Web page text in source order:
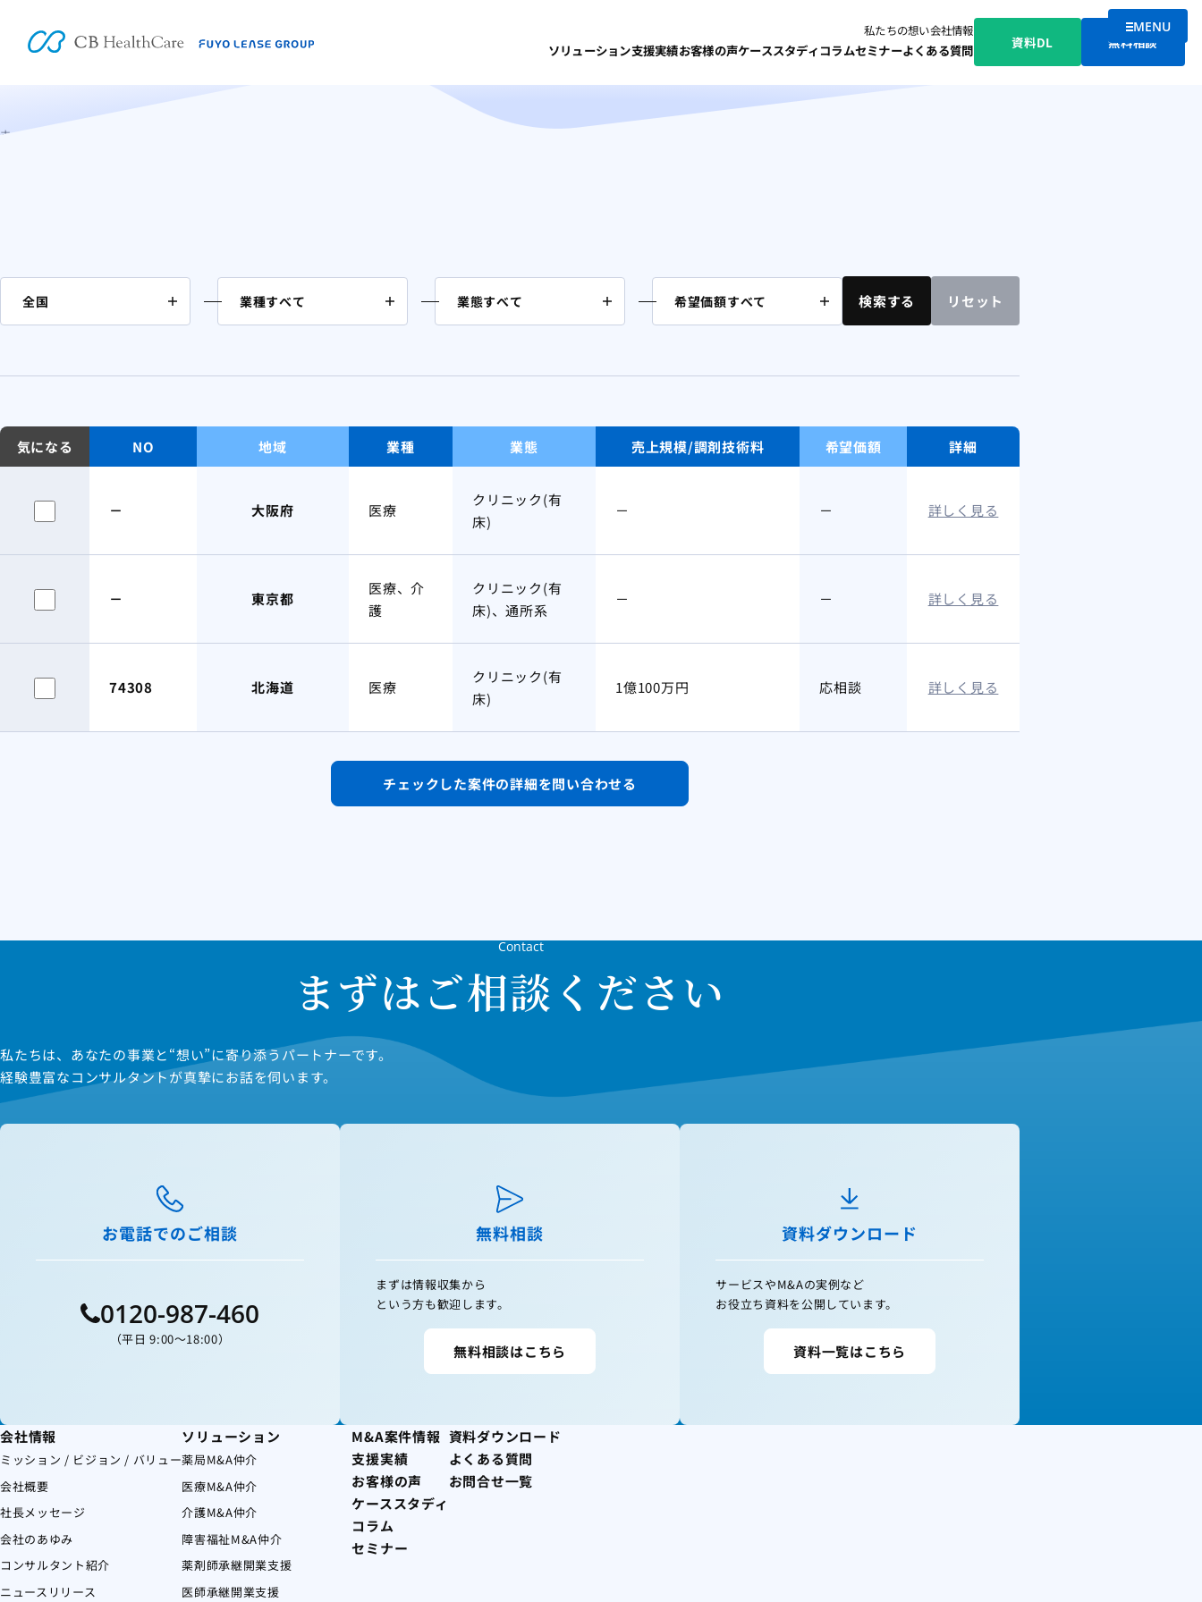
メニュー
MENU
私たちの想い会社情報
ソリューション支援実績お客様の声ケーススタディ コラムセミナーよくある質問 資料DL 無料相談
M&A案件情報
ホーム
検索する リセット
気になる NO 地域 業種 業態 売上規模/調剤技術料 希望価額 詳細
－ 大阪府 医療
クリニック(有
床)
－ － 詳しく見る
－ 東京都
医療、介
護
クリニック(有
床)、通所系
－ － 詳しく見る
74308 北海道 医療
クリニック(有
床)
1億100万円 応相談 詳しく見る
チェックした案件の詳細を問い合わせる
Contact
まずはご相談ください
私たちは、あなたの事業と“想い”に寄り添うパートナーです。
経験豊富なコンサルタントが真摯にお話を伺います。
お電話でのご相談
0120-987-460
（平日 9:00〜18:00）
無料相談
まずは情報収集から
という方も歓迎します。
無料相談はこちら
資料ダウンロード
サービスやM&Aの実例など
お役立ち資料を公開しています。
資料一覧はこちら
会社情報
ミッション / ビジョン / バリュー
会社概要
社長メッセージ
会社のあゆみ
コンサルタント紹介
ニュースリリース
ソリューション
薬局M&A仲介
医療M&A仲介
介護M&A仲介
障害福祉M&A仲介
薬剤師承継開業支援
医師承継開業支援
M&A案件情報
支援実績
お客様の声
ケーススタディ
コラム
セミナー
資料ダウンロード
よくある質問
お問合せ一覧